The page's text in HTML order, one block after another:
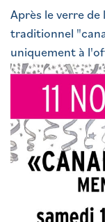
Après le verre
traditionnel
uniquement à